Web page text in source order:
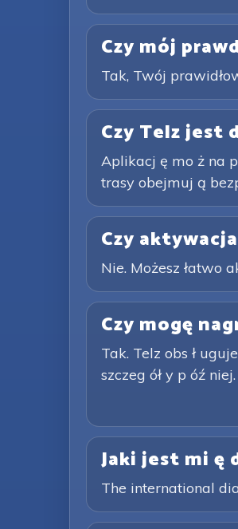
Czy mój
Tak, Twój
Czy Telz jest
Aplikacj ę mo ż na
trasy obejmuj ą
Czy
Nie. Możesz łatwo
Czy mogę
Tak. Telz obs ł
szczeg ół y p óź niej.
Jaki jest mi ę
The international